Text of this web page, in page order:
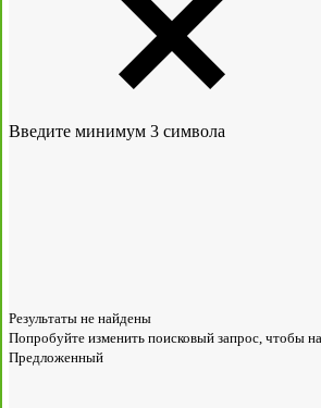
Введите минимум 3 символа
Результаты не найдены
Попробуйте изменить поисковый запрос, чтобы
Предложенный